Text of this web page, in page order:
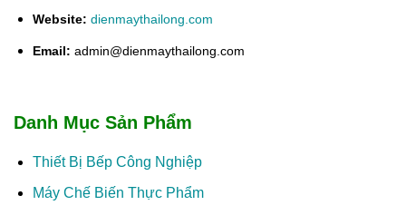
Website: dienmaythailong.com
Email: admin@dienmaythailong.com
Danh Mục Sản Phẩm
Thiết Bị Bếp Công Nghiệp
Máy Chế Biến Thực Phẩm